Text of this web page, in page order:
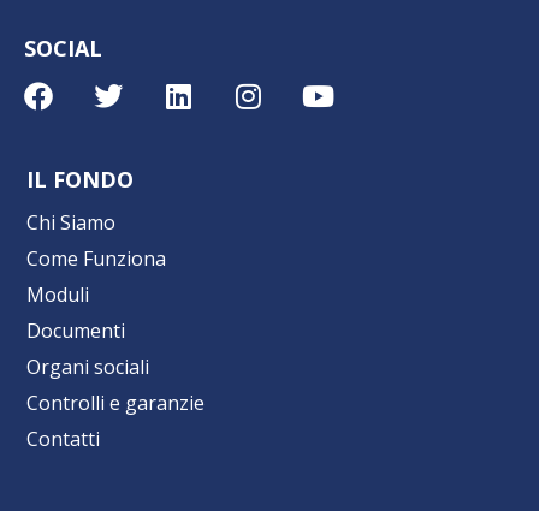
SOCIAL
IL FONDO
Chi Siamo
Come Funziona
Moduli
Documenti
Organi sociali
Controlli e garanzie
Contatti